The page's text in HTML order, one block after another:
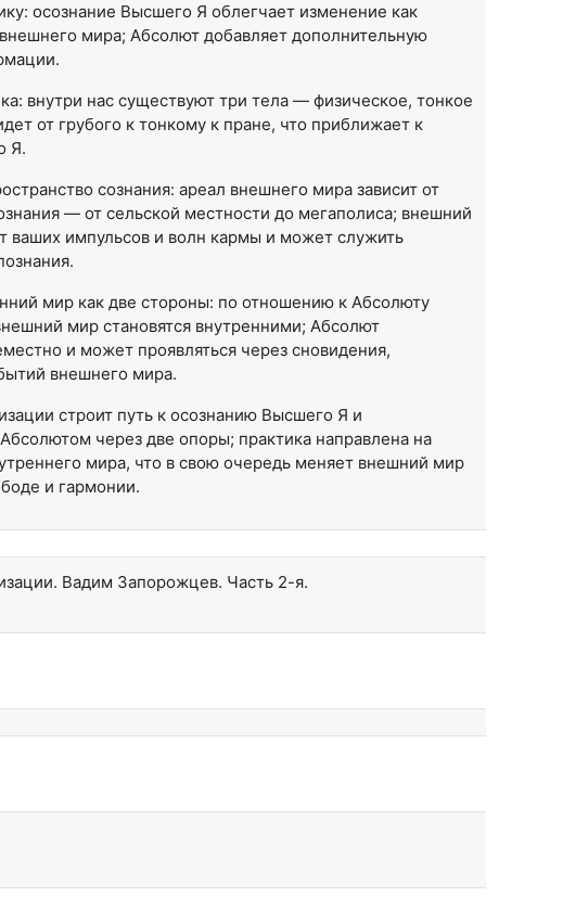
осознание Высшего Я облегчает изменение как
мира; Абсолют добавляет дополнительную
внутри нас существуют три тела — физическое, тонкое
от грубого к тонкому к пране, что приближает к
Я.
сознания: ареал внешнего мира зависит от
— от сельской местности до мегаполиса; внешний
ваших импульсов и волн кармы и может служить
мир как две стороны: по отношению к Абсолюту
мир становятся внутренними; Абсолют
и может проявляться через сновидения,
внешнего мира.
строит путь к осознанию Высшего Я и
через две опоры; практика направлена на
мира, что в свою очередь меняет внешний мир
и гармонии.
Вадим Запорожцев. Часть 2-я.